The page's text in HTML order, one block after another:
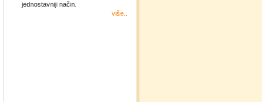
jednostavniji način.
više..